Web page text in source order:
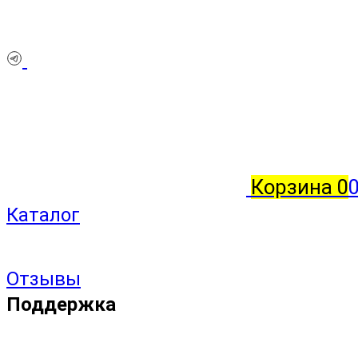
Корзина 0
Каталог
Отзывы
Поддержка